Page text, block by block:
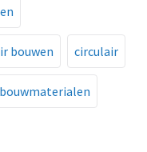
tot minder CO2-
is hergebruik van
dan gebruik nieuwe
bouwen circulair